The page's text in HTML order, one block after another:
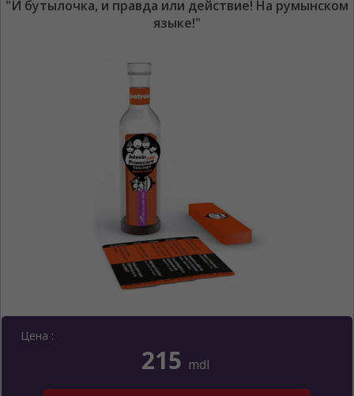
"И бутылочка, и правда или действие! На румынском
языке!"
Цена :
215 mdl